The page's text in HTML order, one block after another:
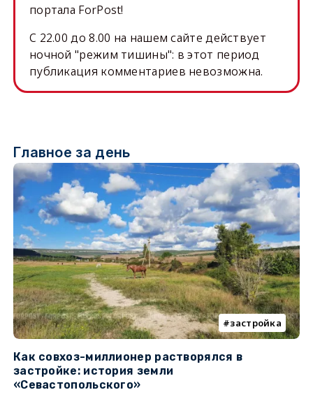
портала ForPost!
C 22.00 до 8.00 на нашем сайте действует
ночной "режим тишины": в этот период
публикация комментариев невозможна.
Главное за день
застройка
Как совхоз-миллионер растворялся в
застройке: история земли
«Севастопольского»